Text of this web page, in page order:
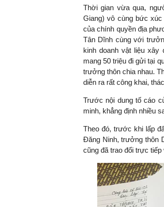
Thời gian vừa qua,
Giang) vô cùng bức
của chính quyền địa
Tân Dĩnh cùng với
kinh doanh vật liệu xây
mang 50 triệu đi gửi tại
trưởng thôn chia nhau.
diễn ra rất công khai,
Trước nội dung tố cáo
minh, khẳng định nhiều
Theo đó, trước khi lấp
Đăng Ninh, trưởng thôn
cũng đã trao đổi trực